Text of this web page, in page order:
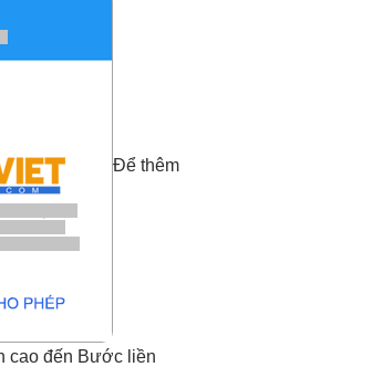
Để thêm
cao đến Bước liền